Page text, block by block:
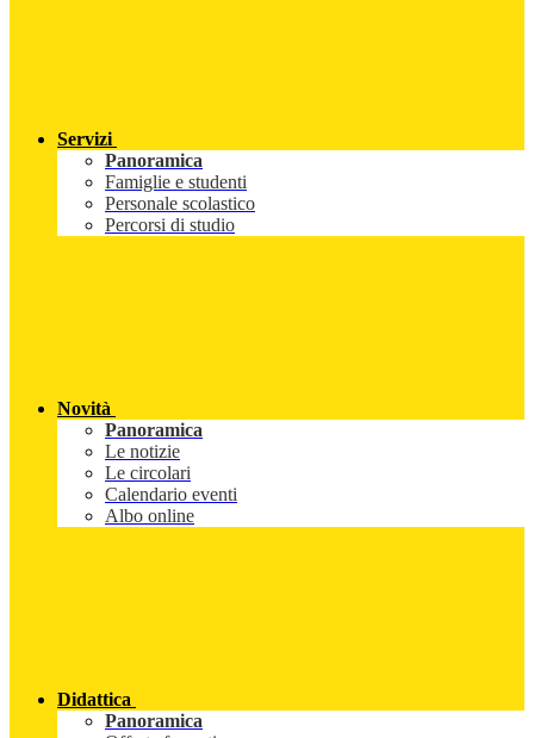
Servizi
Panoramica
Famiglie e studenti
Personale scolastico
Percorsi di studio
Novità
Panoramica
Le notizie
Le circolari
Calendario eventi
Albo online
Didattica
Panoramica